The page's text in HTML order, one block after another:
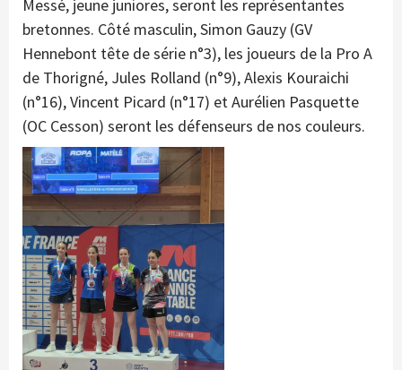
Messé, jeune juniores, seront les représentantes
bretonnes. Côté masculin, Simon Gauzy (GV
Hennebont tête de série n°3), les joueurs de la Pro A
de Thorigné, Jules Rolland (n°9), Alexis Kouraichi
(n°16), Vincent Picard (n°17) et Aurélien Pasquette
(OC Cesson) seront les défenseurs de nos couleurs.